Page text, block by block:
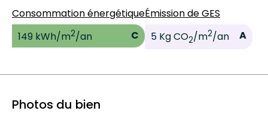
Consommation énergétique
149 kWh/m2/an C
Émission de GES
5 Kg CO2/m2/an A
Photos du bien